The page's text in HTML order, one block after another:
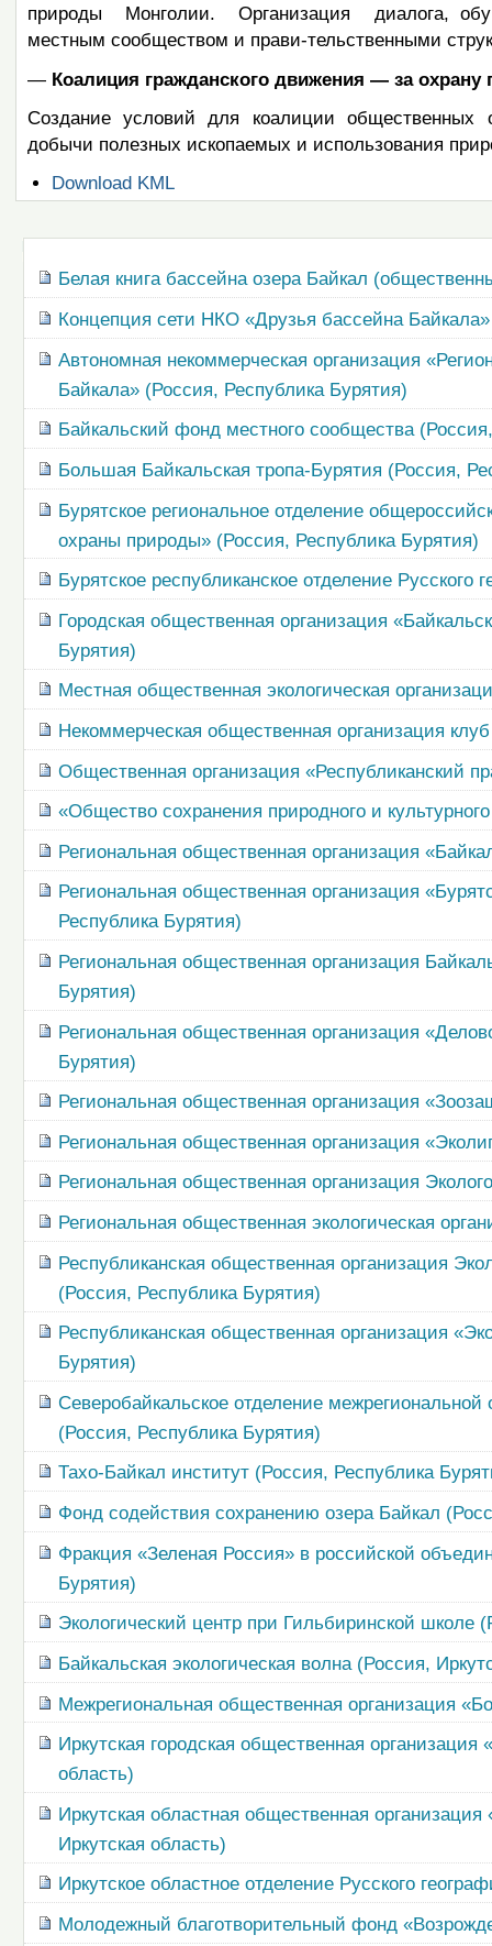
природы Монголии. Организация диалога,
местным сообществом и прави-тельственными
— Коалиция гражданского движения — за
Создание условий для коалиции общественных
добычи полезных ископаемых и использования
Операции
с
Download KML
Белая книга бассейна озера Байкал
Концепция сети НКО «Друзья бассейна Байкала»
Автономная некоммерческая организация
Байкала» (Россия, Республика Бурятия)
Байкальский фонд местного сообщества
Большая Байкальская тропа-Бурятия (Россия,
Бурятское региональное отделение
охраны природы» (Россия, Республика Бурятия)
Бурятское республиканское отделение
Городская общественная организация
Бурятия)
Местная общественная экологическая
Некоммерческая общественная организация
Общественная организация «Республиканский
«Общество сохранения природного и
Региональная общественная организация
Региональная общественная организация
Республика Бурятия)
Региональная общественная организация
Бурятия)
Региональная общественная организация
Бурятия)
Региональная общественная организация
Региональная общественная организация
Региональная общественная организация
Региональная общественная экологическая
Республиканская общественная организация
(Россия, Республика Бурятия)
Республиканская общественная организация
Бурятия)
Северобайкальское отделение
(Россия, Республика Бурятия)
Тахо-Байкал институт (Россия, Республика
Фонд содействия сохранению озера Байкал
Фракция «Зеленая Россия» в российской
Бурятия)
Экологический центр при Гильбиринской школе
Байкальская экологическая волна (Россия,
Межрегиональная общественная организация
Иркутская городская общественная
область)
Иркутская областная общественная
Иркутская область)
Иркутское областное отделение Русского
Молодежный благотворительный фонд